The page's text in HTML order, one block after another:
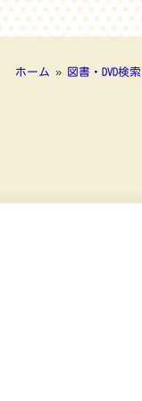
ホーム » 図書・DVD検索